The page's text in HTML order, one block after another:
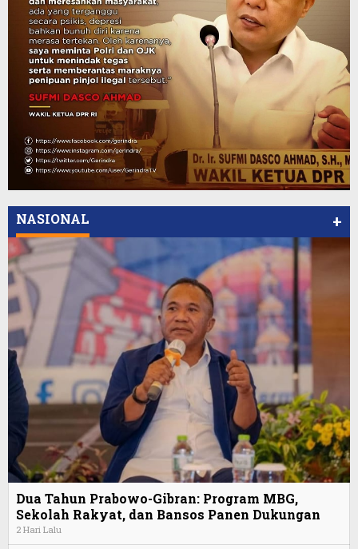
NASIONAL +
Dua Tahun Prabowo-Gibran: Program MBG,
Sekolah Rakyat, dan Bansos Panen Dukungan
2 Hari Lalu